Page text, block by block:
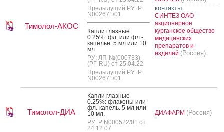
Тимолол-АКОС
Предыдущий РУ: Р
N002671/01
Кап­ли глаз­ные
0.25%: фл. или фл.-
ка­пельн. 5 мл или 10
мл
РУ: ЛП-№(000733)-
(РГ-RU) от 25.04.22
Предыдущий РУ: Р
N002671/01
контакты:
СИНТЕЗ ОАО
акционерное
курганское общество
медицинских
препаратов и
изделий (Россия)
Тимолол-ДИА
Кап­ли глаз­ные
0.25%: фла­коны или
фл.-ка­пель. 5 мл или
10 мл.
РУ: Р N000522/01 от
24.12.07
ДИАФАРМ (Россия)